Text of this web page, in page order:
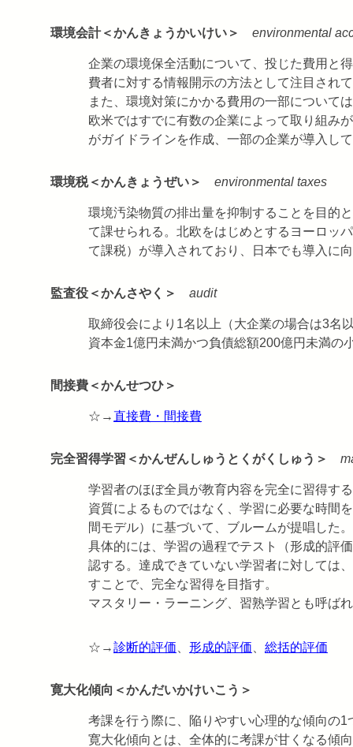
環境会計＜かんきょうかいけい＞ environmental
企業の環境保全活動について、投じた費用と
費者に対する情報開示の方法として注目され
また、環境対策にかかる費用の一部について
欧米ではすでに有数の企業によって取り組み
がガイドラインを作成、一部の企業が導入し
環境税＜かんきょうぜい＞ environmental taxes
環境汚染物質の排出量を抑制することを目的
て課せられる。北欧をはじめとするヨーロッ
て課税）が導入されており、日本でも導入に
監査役＜かんさやく＞ audit
取締役会により1名以上（大企業の場合は3名
資本金1億円未満かつ負債総額200億円未満の
間接費＜かんせつひ＞
☆→直接費・間接費
完全習得学習＜かんぜんしゅうとくがくしゅう＞
学習者のほぼ全員が教育内容を完全に習得す
資質によるものではなく、学習に必要な時間
間モデル）に基づいて、ブルームが提唱した。
具体的には、学習の過程でテスト（形成的評
認する。達成できていない学習者に対しては
すことで、完全な習得を目指す。
マスタリー・ラーニング、習熟学習とも呼ば
☆→診断的評価 形成的評価 総括的評価
寛大化傾向＜かんだいかけいこう＞
考課を行う際に、陥りやすい心理的な傾向の1
寛大化傾向とは、全体的に考課が甘くなる傾